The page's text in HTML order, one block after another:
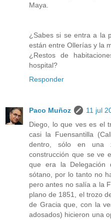
Maya.
¿Sabes si se entra a la
están entre Ollerías y la
¿Restos de
hospital?
Responder
Paco Muñoz
11 jul
Diego, lo que ves es el
casi la Fuensantilla
dentro, sólo en una
construcción que se ve
que era la Delegación
sótano, por lo tanto no
pero antes no salía a la
plano de 1851, el trozo
de Gracia que, con la
adosados) hicieron una